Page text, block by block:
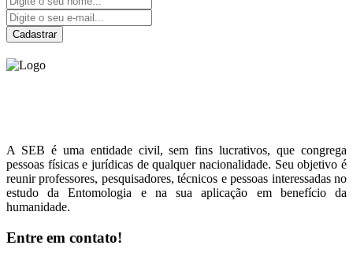
Cadastrar
A SEB é uma entidade civil, sem fins lucrativos, que congrega
pessoas físicas e jurídicas de qualquer nacionalidade. Seu objetivo é
reunir professores, pesquisadores, técnicos e pessoas interessadas no
estudo da Entomologia e na sua aplicação em benefício da
humanidade.
Entre em contato!